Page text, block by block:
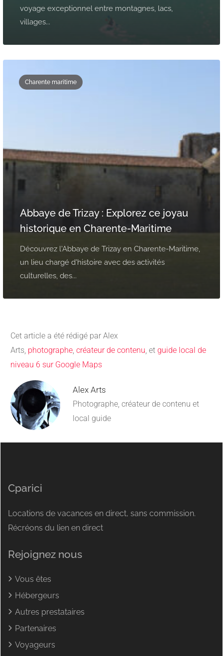
voyage exceptionnel entre montagnes, lacs,
villages...
Charente maritime
Abbaye de Trizay : Explorez ce joyau
historique en Charente-Maritime
Découvrez l'Abbaye de Trizay en Charente-Maritime,
un lieu chargé d'histoire avec des activités
culturelles, des...
Cet article a été rédigé par Alex
Arts, photographe créateur de contenu , et guide local de
niveau 6 sur Google Maps
Alex Arts
Photographe, créateur de contenu et
local guide
Cparici
Locations de vacances en direct, sans commission.
Récréons du lien en direct
Rejoignez nous
Vous êtes
Hébergeurs
Autres prestataires
Partenaires
Voyageurs